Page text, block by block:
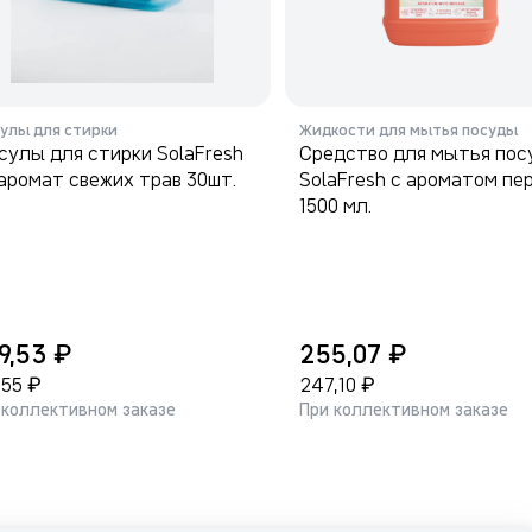
для стирки
для стирки SolaFresh
свежих трав 30шт.
₽
₽
заказе
Жидкости для мытья посуды
Средство для мытья
SolaFresh с ароматом
1500 мл.
255,07 ₽
247,10 ₽
При коллективном заказе